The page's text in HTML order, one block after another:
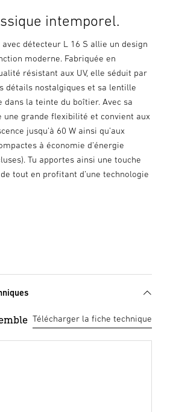
intemporel.
détecteur L 16 S allie un design
moderne. Fabriquée en
résistant aux UV, elle séduit par
détails nostalgiques et sa lentille
dans la teinte du boîtier. Avec sa
une grande flexibilité et convient aux
jusqu’à 60 W ainsi qu’aux
à économie d’énergie
Tu apportes ainsi une touche
tout en profitant d’une technologie
Télécharger la fiche technique